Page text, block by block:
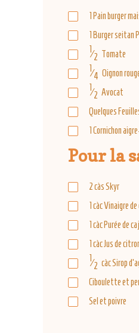
1 Pain burger
1 Burger seitan
1⁄2 Tomate
1⁄4 Oignon
1⁄2 Avocat
Quelques
1 Cornichon
Pour la
2càsSkyr
1 càcVinaigre de
1 càc Purée de
1 càcJus de
1⁄2 càcSirop
Ciboulette et
Sel et poivre